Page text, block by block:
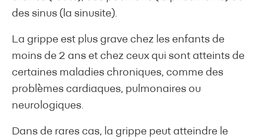
des sinus (la sinusite).
La grippe est plus grave chez les enfants de
moins de 2 ans et chez ceux qui sont atteints de
certaines maladies chroniques, comme des
problèmes cardiaques, pulmonaires ou
neurologiques.
Dans de rares cas, la grippe peut atteindre le